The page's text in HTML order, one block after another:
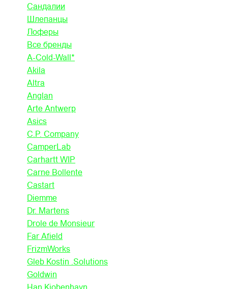
Сандалии
Шлепанцы
Лоферы
Все бренды
A-Cold-Wall*
Akila
Altra
Anglan
Arte Antwerp
Asics
C.P. Company
CamperLab
Carhartt WIP
Carne Bollente
Castart
Diemme
Dr. Martens
Drole de Monsieur
Far Afield
FrizmWorks
Gleb Kostin .Solutions
Goldwin